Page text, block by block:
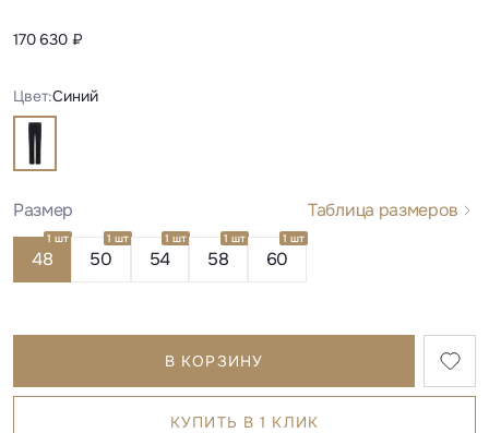
170 630 ₽
Цвет:Синий
Размер Таблица размеров
48
1 шт
50
1 шт
54
1 шт
58
1 шт
60
1 шт
В КОРЗИНУ
КУПИТЬ В 1 КЛИК